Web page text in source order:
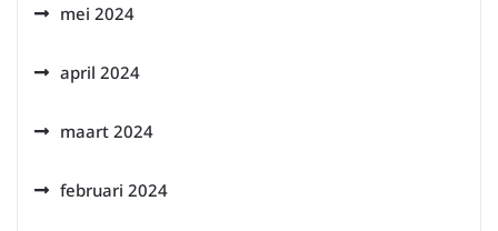
mei 2024
april 2024
maart 2024
februari 2024